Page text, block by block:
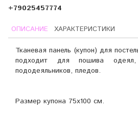
+79025457774
ОПИСАНИЕ ХАРАКТЕРИСТИКИ
Тканевая панель (купон) для
подходит для пошива одеял,
пододеяльников, пледов.
Размер купона 75х100 см.